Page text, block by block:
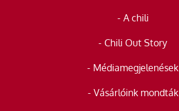
A chili
Chili Out Story
Médiamegjelenések
Vásárlóink mondták